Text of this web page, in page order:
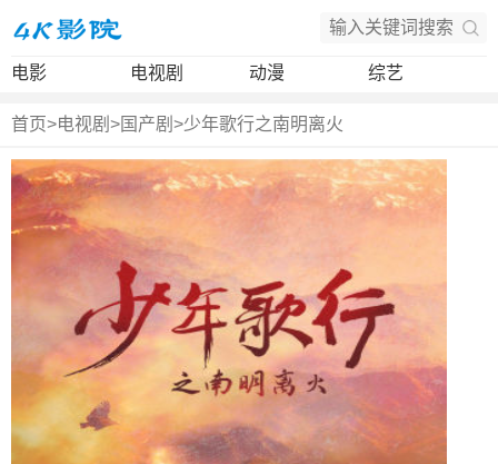
电影 电视剧 动漫 综艺
首页>电视剧 >国产剧 >少年歌行之南明离火